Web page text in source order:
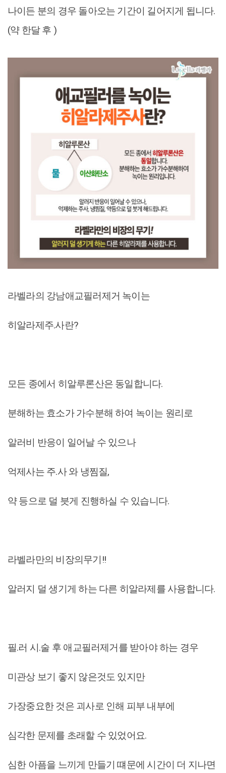
나이든 분의 경우 돌아오는 기간이 길어지게 됩니다.
(약 한달 후 )
라벨라의 강남애교필러제거 녹이는
히알라제주.사란?
모든 종에서 히알루론산은 동일합니다.
분해하는 효소가 가수분해 하여 녹이는 원리로
알러비 반응이 일어날 수 있으나
억제사는 주.사 와 냉찜질,
약 등으로 덜 븟게 진행하실 수 있습니다.
라벨라만의 비장의무기!!
알러지 덜 생기게 하는 다른 히알라제를 사용합니다.
필.러 시.술 후 애교필러제거를 받아야 하는 경우
미관상 보기 좋지 않은것도 있지만
가장중요한 것은 괴사로 인해 피부 내부에
심각한 문제를 초래할 수 있었어요.
심한 아픔을 느끼게 만들기 떄문에 시간이 더 지나면